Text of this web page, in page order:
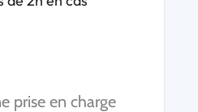
prise en charge